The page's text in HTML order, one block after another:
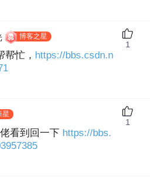
博客之星
帮忙， https://bbs.csdn.n
1
星
看到回一下 https://bbs.
1